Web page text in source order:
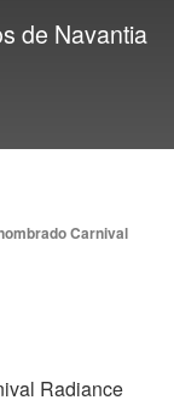
de Navantia
Carnival